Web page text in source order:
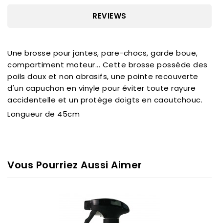
REVIEWS
Une brosse pour jantes, pare-chocs, garde boue,
compartiment moteur... Cette brosse possède des
poils doux et non abrasifs, une pointe recouverte
d'un capuchon en vinyle pour éviter toute rayure
accidentelle et un protège doigts en caoutchouc.
Longueur de 45cm
Vous Pourriez Aussi Aimer